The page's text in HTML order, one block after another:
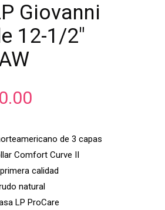
Giovanni
12-1/2″
de 3 capas
Comfort Curve II
calidad
natural
LP ProCare